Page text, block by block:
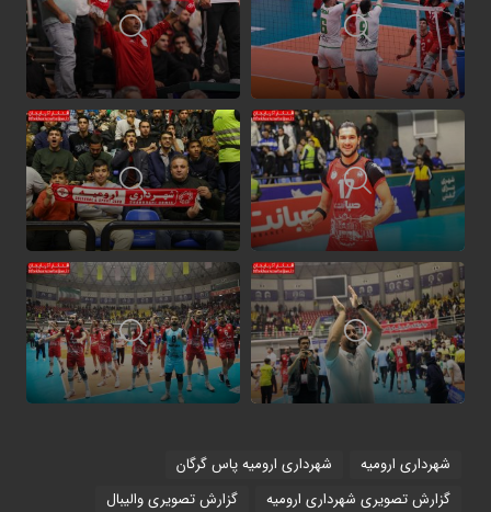
شهرداری ارومیه
شهرداری ارومیه پاس گرگان
گزارش تصویری شهرداری ارومیه
گزارش تصویری والیبال